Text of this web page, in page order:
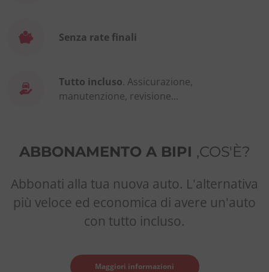
Senza rate finali
Tutto incluso. Assicurazione,
manutenzione, revisione...
ABBONAMENTO A BIPI ,COS'È?
Abbonati alla tua nuova auto. L'alternativa
più veloce ed economica di avere un'auto
con tutto incluso.
Maggiori informazioni